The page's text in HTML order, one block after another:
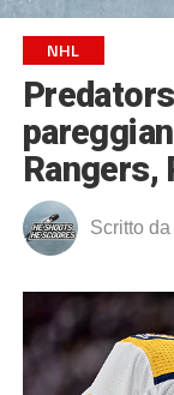
NHL
Rangers,
Scritto da